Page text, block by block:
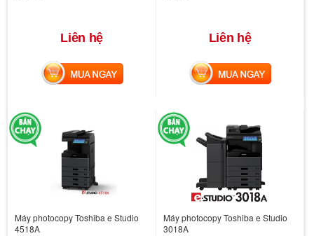
Liên hệ
MUA NGAY
Liên hệ
MUA NGAY
Máy photocopy Toshiba e Studio
4518A
Máy photocopy Toshiba e Studio
3018A